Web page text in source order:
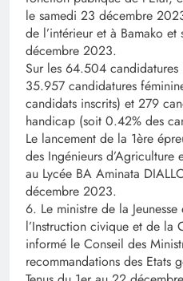
le samedi 23 décembre
de l’intérieur et à Bamako et
décembre 2023.
Sur les 64.504
35.957 candidatures
candidats inscrits) et 279
handicap (soit 0.42% des
Le lancement de la 1ère
des Ingénieurs
au Lycée BA Aminata
décembre 2023.
6. Le ministre de la
l’Instruction civique et de la
informé le Conseil des
recommandations des Etats